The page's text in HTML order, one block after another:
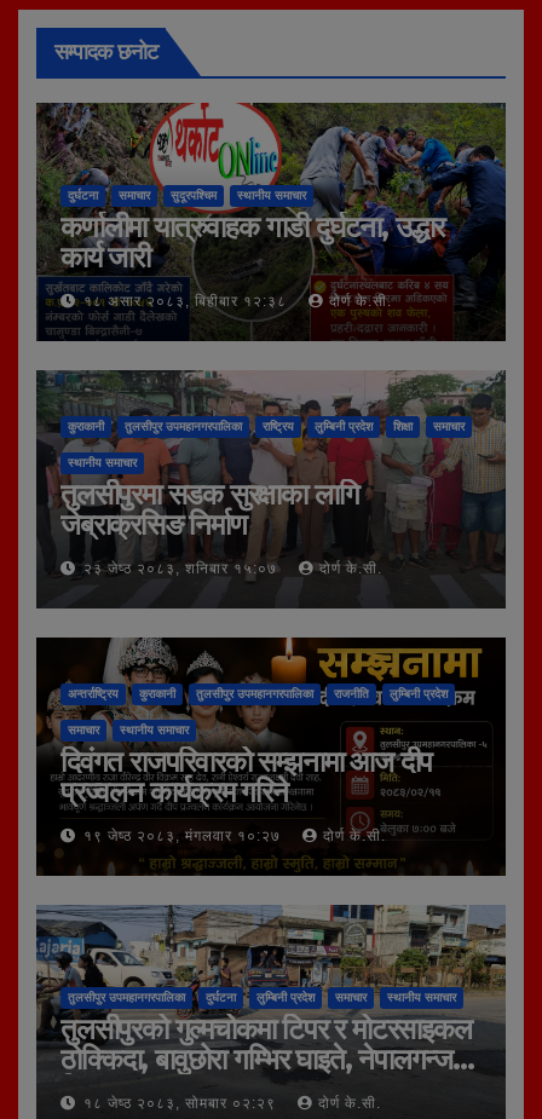
सम्पादक छनोट
दुर्घटना समाचार सुदूरपश्चिम स्थानीय समाचार
कर्णालीमा यात्रुवाहक गाडी दुर्घटना, उद्धार
कार्य जारी
१८ असार २०८३, बिहीबार १२:३८ दोर्ण के.सी.
कुराकानी तुलसीपुर उपमहानगरपालिका राष्ट्रिय लुम्बिनी प्रदेश शिक्षा समाचार
स्थानीय समाचार
तुलसीपुरमा सडक सुरक्षाका लागि
जेब्राक्रसिङ निर्माण
२३ जेष्ठ २०८३, शनिबार १५:०७ दोर्ण के.सी.
अन्तर्राष्ट्रिय कुराकानी तुलसीपुर उपमहानगरपालिका राजनीति लुम्बिनी प्रदेश
समाचार स्थानीय समाचार
दिवंगत राजपरिवारको सम्झनामा आज दीप
प्रज्वलन कार्यक्रम गरिने
१९ जेष्ठ २०८३, मंगलवार १०:२७ दोर्ण के.सी.
तुलसीपुर उपमहानगरपालिका दुर्घटना लुम्बिनी प्रदेश समाचार स्थानीय समाचार
तुलसीपुरको गुल्मचोकमा टिपर र मोटरसाइकल
ठोक्किदा, बावुछोरा गम्भिर घाइते, नेपालगन्ज
रिफर१८ जेष्ठ २०८३, सोमबार ०२:२९ दोर्ण के.सी.